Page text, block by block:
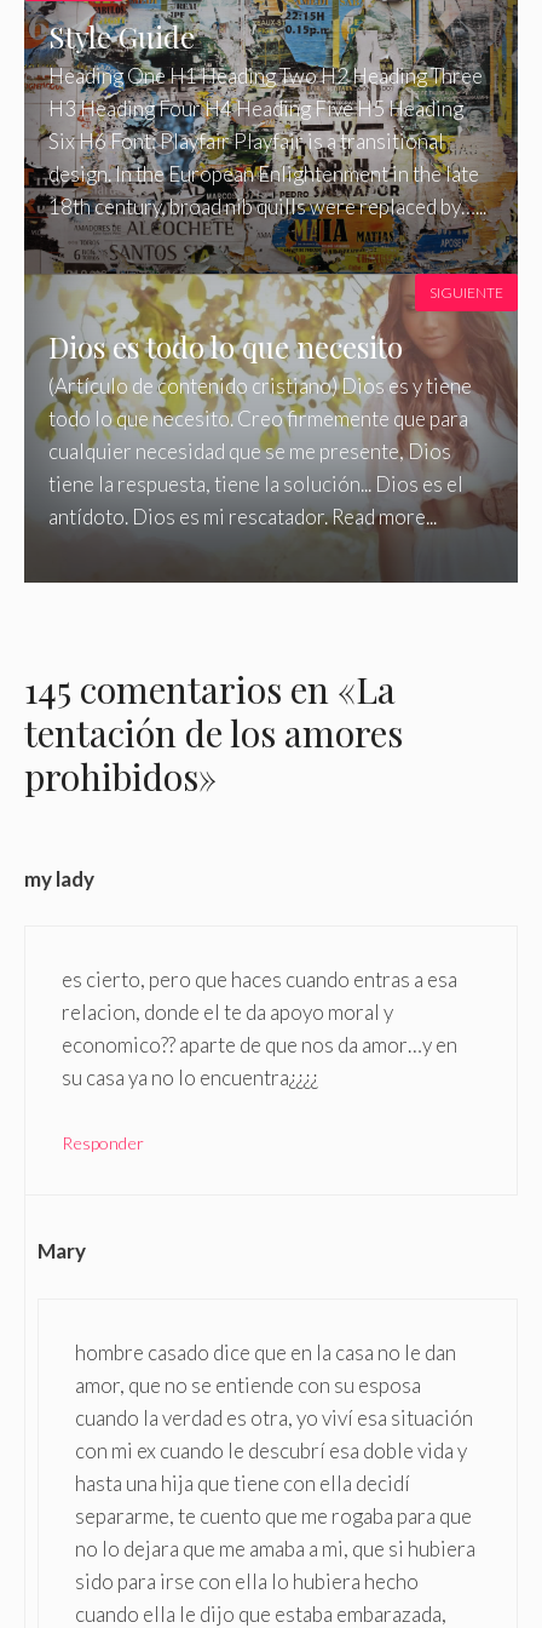
Style Guide
Heading One H1 Heading Two H2 Heading Three
H3 Heading Four H4 Heading Five H5 Heading
Six H6 Font: Playfair Playfair is a transitional
design. In the European Enlightenment in the late
18th century, broad nib quills were replaced by…...
Dios es todo lo que necesito
(Artículo de contenido cristiano) Dios es y tiene
todo lo que necesito. Creo firmemente que para
cualquier necesidad que se me presente, Dios
tiene la respuesta, tiene la solución... Dios es el
antídoto. Dios es mi rescatador. Read more...
SIGUIENTE
145 comentarios en «La
tentación de los amores
prohibidos»
my lady
es cierto, pero que haces cuando entras a esa
relacion, donde el te da apoyo moral y
economico?? aparte de que nos da amor…y en
su casa ya no lo encuentra¿¿¿¿
Responder
Mary
hombre casado dice que en la casa no le dan
amor, que no se entiende con su esposa
cuando la verdad es otra, yo viví esa situación
con mi ex cuando le descubrí esa doble vida y
hasta una hija que tiene con ella decidí
separarme, te cuento que me rogaba para que
no lo dejara que me amaba a mi, que si hubiera
sido para irse con ella lo hubiera hecho
cuando ella le dijo que estaba embarazada,